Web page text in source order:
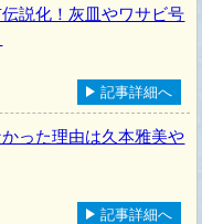
説化！灰皿やワサビ号
記事詳細へ
った理由は久本雅美や
記事詳細へ